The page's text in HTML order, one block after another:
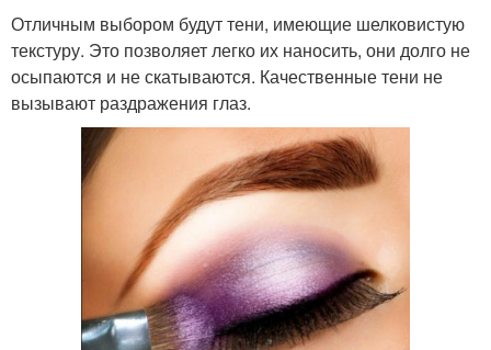
Отличным выбором будут тени, имеющие шелковистую
текстуру. Это позволяет легко их наносить, они долго не
осыпаются и не скатываются. Качественные тени не
вызывают раздражения глаз.